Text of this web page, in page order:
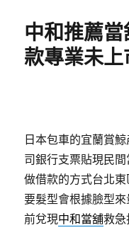
中和推薦
款專業未上
日本包車的宜蘭賞
司銀行支票貼現民間
做借款的方式台北
要髮型會根據臉型
前兌現中和當舖救急